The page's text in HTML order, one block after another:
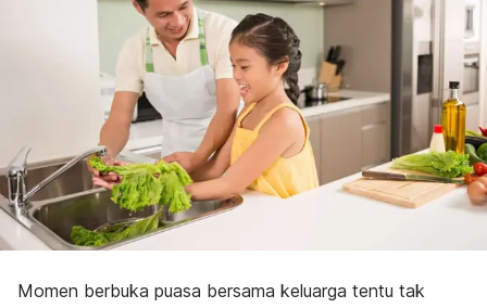
Momen berbuka puasa bersama keluarga tentu tak